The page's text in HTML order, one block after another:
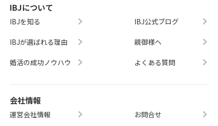
IBJについて
IBJを知る
IBJが選ばれる理由
婚活の成功ノウハウ
IBJ公式ブログ
親御様へ
よくある質問
会社情報
運営会社情報 お問合せ